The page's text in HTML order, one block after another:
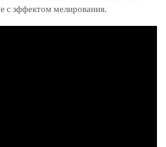
с эффектом мелирования.